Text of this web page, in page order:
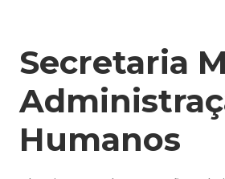
f
e
i
Secretaria
Humanos